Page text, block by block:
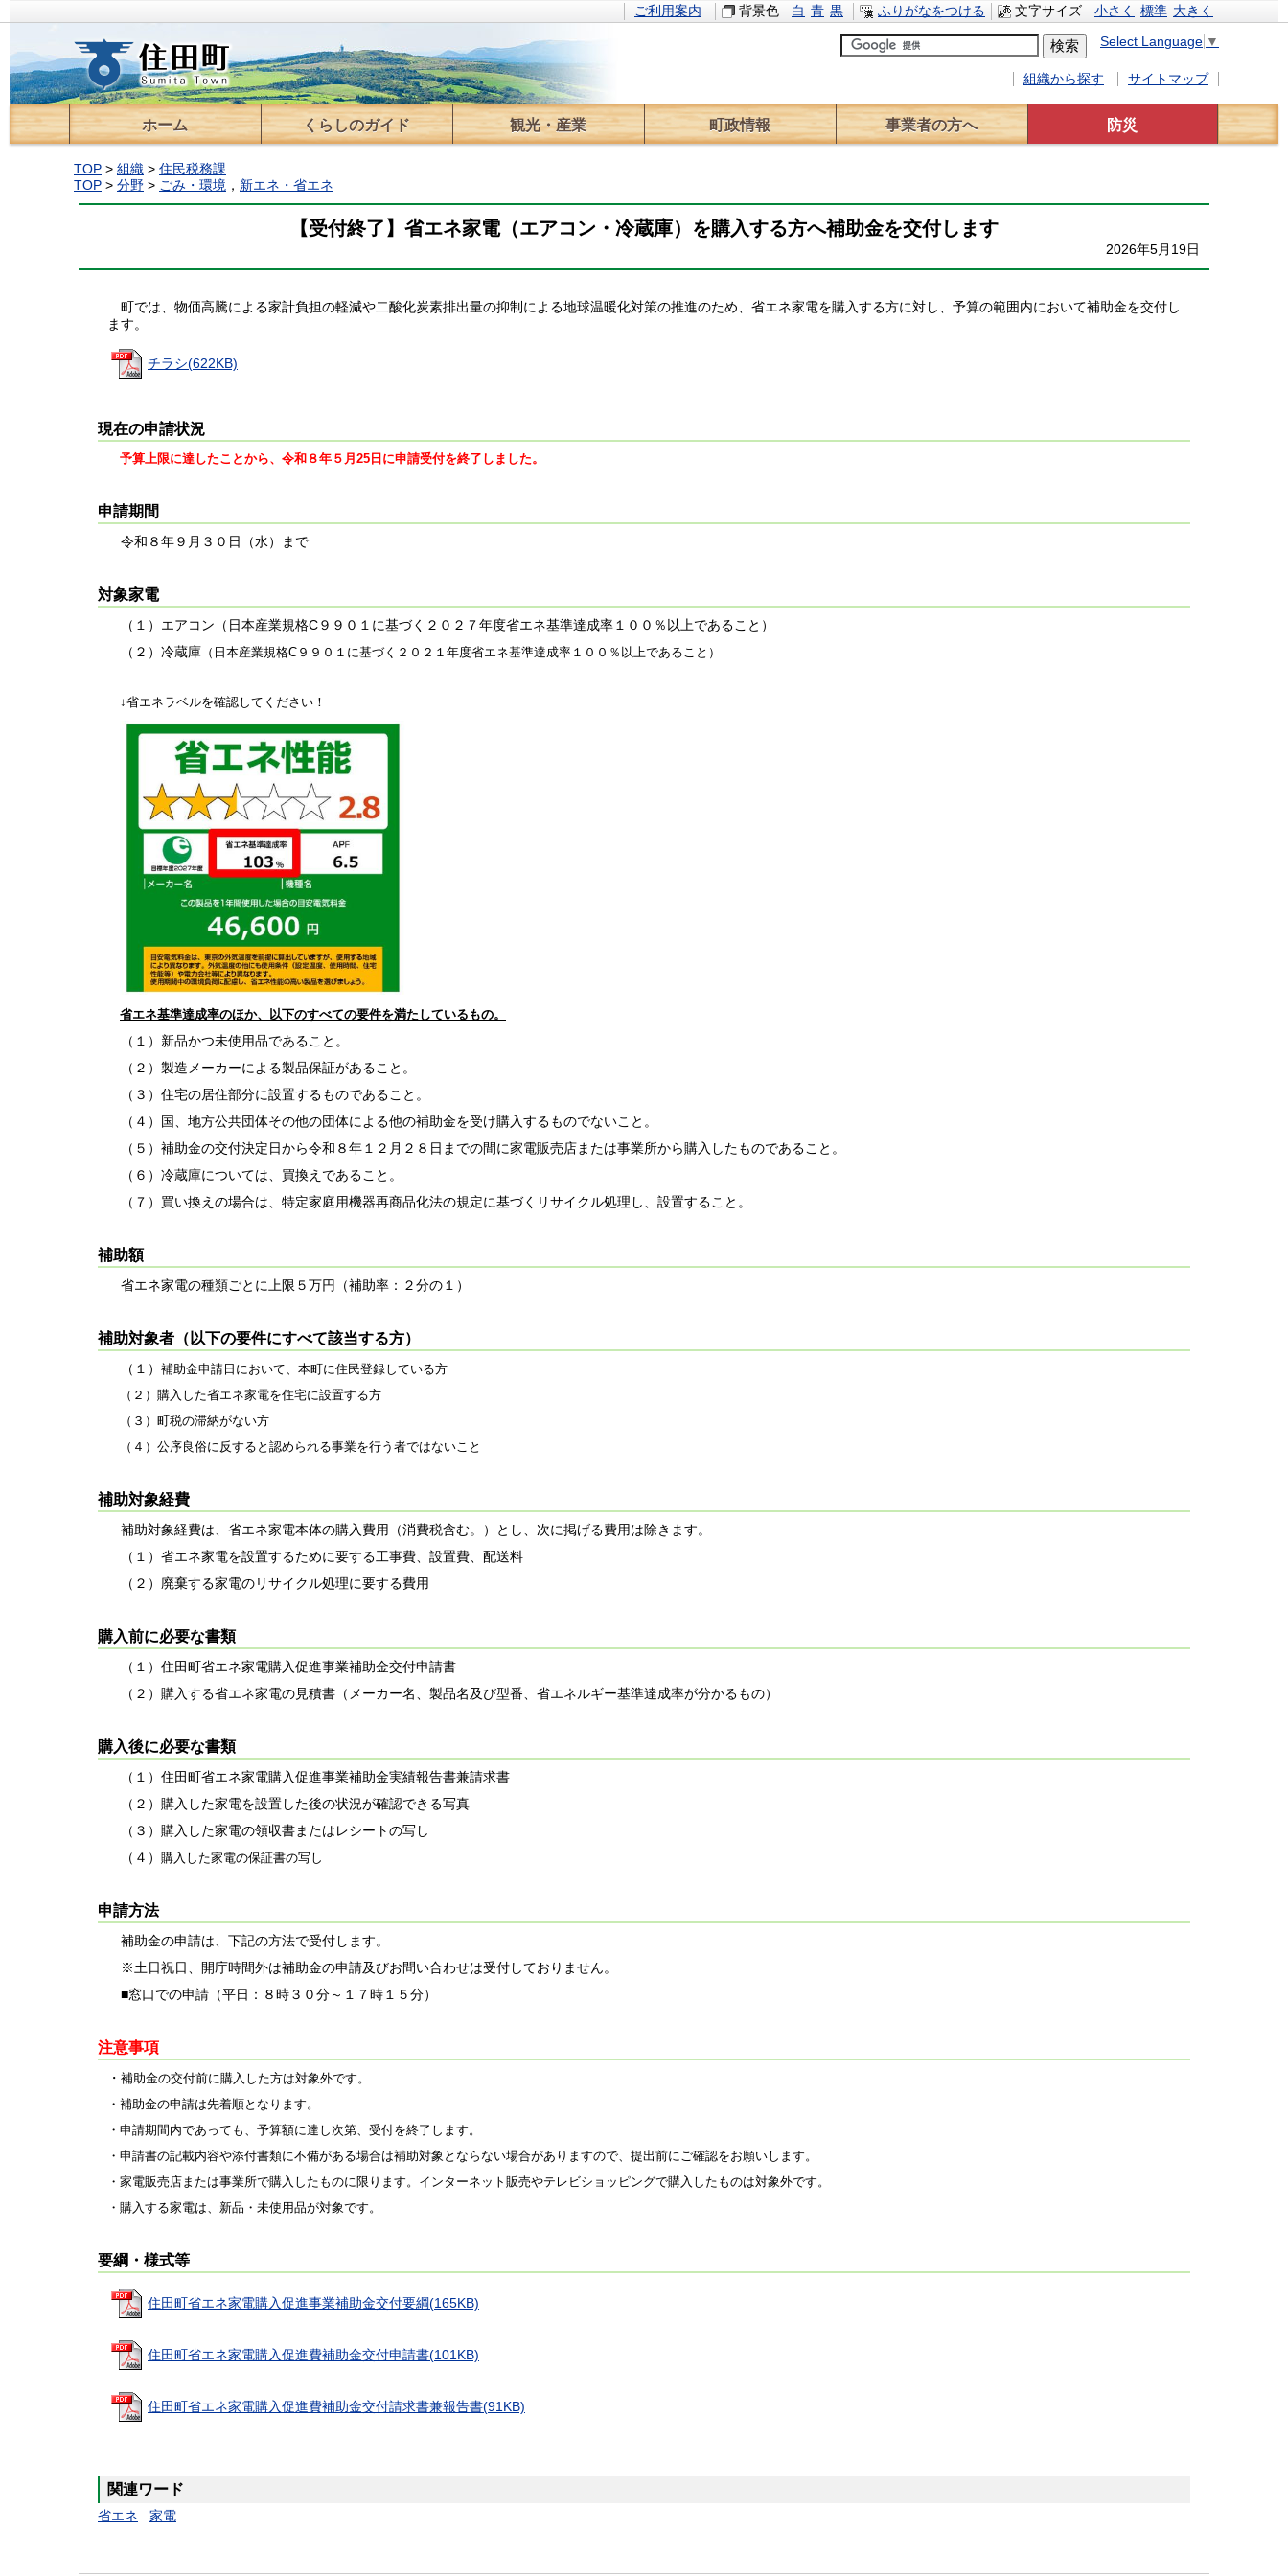
文字サイズ 小さく 標準 大きく
ご利用案内 背景色 白 青 黒 ふりがなをつける
Select Language ▼
組織から探す サイトマップ
ホーム くらしのガイド 観光・産業 町政情報 事業者の方へ 防災
TOP > 組織 > 住民税務課
TOP > 分野 > ごみ・環境 ， 新エネ・省エネ
【受付終了】省エネ家電（エアコン・冷蔵庫）を購入する方へ補助金を交付します
2026年5月19日
町では、物価高騰による家計負担の軽減や二酸化炭素排出量の抑制による地球温暖化対策の推進のため、省エネ家電を購入する方に対し、予算の範囲内において補助金を交付し
ます。
チラシ(622KB)
現在の申請状況
予算上限に達したことから、令和８年５月25日に申請受付を終了しました。
申請期間
令和８年９月３０日（水）まで
対象家電
（１）エアコン（日本産業規格C９９０１に基づく２０２７年度省エネ基準達成率１００％以上であること）
（２）冷蔵庫 （日本産業規格C９９０１に基づく２０２１年度省エネ基準達成率１００％以上であること）
↓省エネラベルを確認してください！
省エネ基準達成率のほか、以下のすべての要件を満たしているもの。
（１）新品かつ未使用品であること。
（２）製造メーカーによる製品保証があること。
（３）住宅の居住部分に設置するものであること。
（４）国、地方公共団体その他の団体による他の補助金を受け購入するものでないこと。
（５）補助金の交付決定日から令和８年１２月２８日までの間に家電販売店または事業所から購入したものであること。
（６）冷蔵庫については、買換えであること。
（７） 買い換えの場合は、特定家庭用機器再商品化法の規定に基づくリサイクル処理し、設置すること。
補助額
省エネ家電の種類ごとに上限５万円（補助率：２分の１）
補助対象者（以下の要件にすべて該当する方）
（１） 補助金申請日において、本町に住民登録している方
（２）購入した省エネ家電を住宅に設置する方
（３）町税の滞納がない方
（４）公序良俗に反すると認められる事業を行う者ではないこと
補助対象経費
補助対象経費は、省エネ家電本体の購入費用（消費税含む。）とし、次に掲げる費用は除きます。
（１）省エネ家電を設置するために要する工事費、設置費、配送料
（２）廃棄する家電のリサイクル処理に要する費用
購入前に必要な書類
（１）住田町省エネ家電購入促進事業補助金交付申請書
（２）購入する省エネ家電の見積書（メーカー名、製品名及び型番、省エネルギー基準達成率が分かるもの）
購入後に必要な書類
（１）住田町省エネ家電購入促進事業補助金実績報告書兼請求書
（２）購入した家電を設置した後の状況が確認できる写真
（３）購入した家電の領収書またはレシートの写し
（４） 購入した家電の保証書の写し
申請方法
補助金の申請は、下記の方法で受付します。
※土日祝日、開庁時間外は補助金の申請及びお問い合わせは受付しておりません。
■窓口での申請（平日：８時３０分～１７時１５分）
注意事項
・ 補助金の交付前に購入した方は対象外です。
・補助金の申請は先着順となります。
・申請期間内であっても、予算額に達し次第、受付を終了します。
・申請書の記載内容や添付書類に不備がある場合は補助対象とならない場合がありますので、提出前にご確認をお願いします。
・家電販売店または事業所で購入したものに限ります。インターネット販売やテレビショッピングで購入したものは対象外です。
・購入する家電は、新品・未使用品が対象です。
要綱・様式等
住田町省エネ家電購入促進事業補助金交付要綱(165KB)
住田町省エネ家電購入促進費補助金交付申請書(101KB)
住田町省エネ家電購入促進費補助金交付請求書兼報告書(91KB)
関連ワード
省エネ 家電